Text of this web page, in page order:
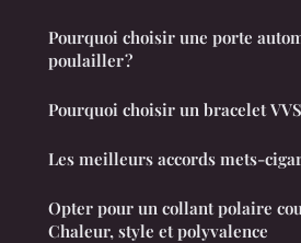
Pourquoi choisir une porte
poulailler ?
Pourquoi choisir un bracelet
Les meilleurs accords mets-
Opter pour un collant polaire
Chaleur, style et polyvalence